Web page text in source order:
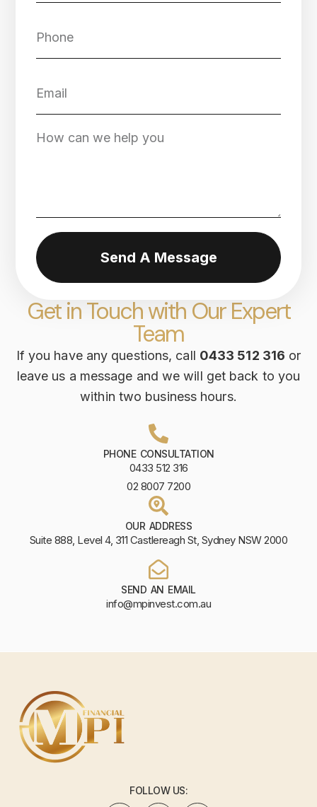
Get in Touch with Our Expert
Team
If you have any questions, call 0433 512 316 or
leave us a message and we will get back to you
within two business hours.
PHONE CONSULTATION
0433 512 316
02 8007 7200
OUR ADDRESS
Suite 888, Level 4, 311 Castlereagh St, Sydney NSW 2000
SEND AN EMAIL
info@mpinvest.com.au
Send A Message
FOLLOW US: